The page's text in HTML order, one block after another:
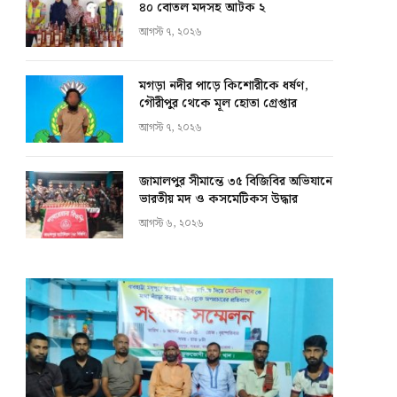
৪০ বোতল মদসহ আটক ২
আগস্ট ৭, ২০২৬
মগড়া নদীর পাড়ে কিশোরীকে ধর্ষণ,
গৌরীপুর থেকে মূল হোতা গ্রেপ্তার
আগস্ট ৭, ২০২৬
জামালপুর সীমান্তে ৩৫ বিজিবির অভিযানে
ভারতীয় মদ ও কসমেটিকস উদ্ধার
আগস্ট ৬, ২০২৬